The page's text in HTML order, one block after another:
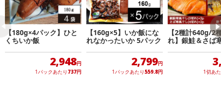
【180g×4パック】ひと
くちいか飯
2,948円
1パックあたり 737円
【160g×5】いか飯にな
れなかったいか 5パック
2,799円
1パックあたり559.8円
【2種計640g/2
れ】銀鮭＆さば
1切あ